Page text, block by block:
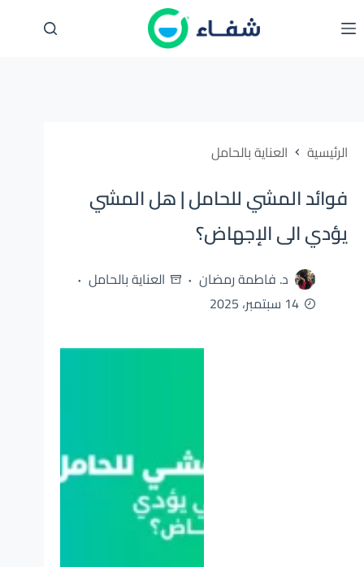
إلى
الرئيسية العناية بالحامل
فوائد المشي للحامل | هل المشي
يؤدي الى الإجهاض؟
د. فاطمة رمضان
العناية بالحامل
14 سبتمبر، 2025